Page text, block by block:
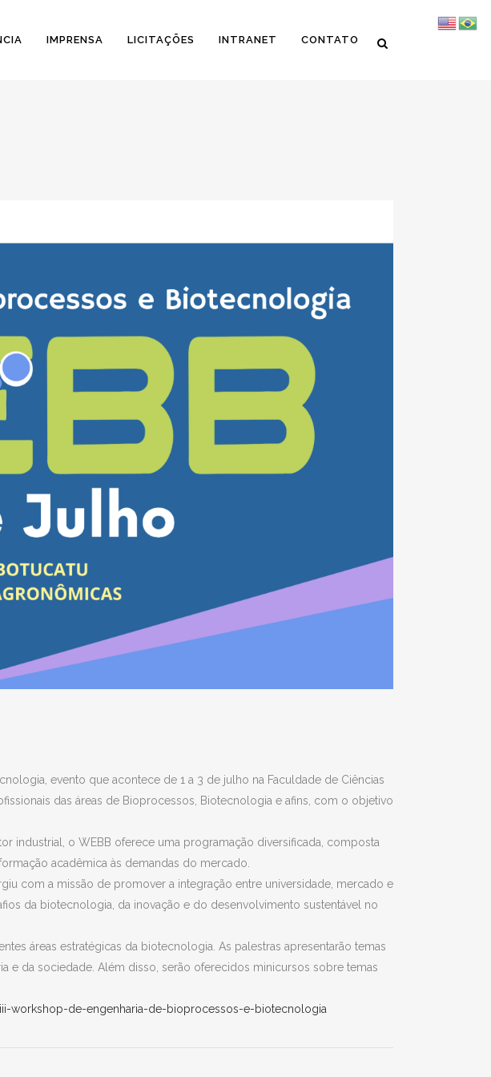
IMPRENSA LICITAÇÕES INTRANET CONTATO
evento que acontece de 1 a 3 de julho na Faculdade de Ciências
das áreas de Bioprocessos, Biotecnologia e afins, com o objetivo
industrial, o WEBB oferece uma programação diversificada, composta
acadêmica às demandas do mercado.
com a missão de promover a integração entre universidade, mercado e
da biotecnologia, da inovação e do desenvolvimento sustentável no
áreas estratégicas da biotecnologia. As palestras apresentarão temas
e da sociedade. Além disso, serão oferecidos minicursos sobre temas
workshop-de-engenharia-de-bioprocessos-e-biotecnologia